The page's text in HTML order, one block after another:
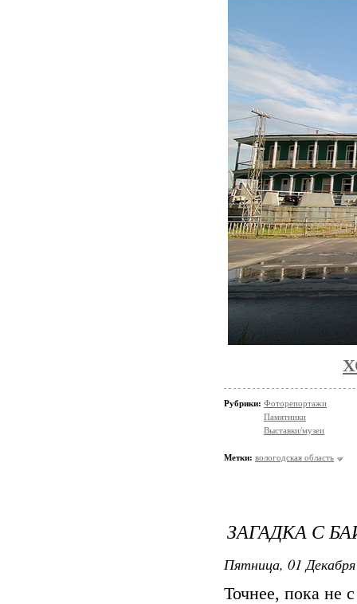
Рубрики: Фоторепортажи
Памятники
Выставки/музеи
Метки: вологодская область
ЗАГАДКА С
Пятница, 01
Точнее, пока не